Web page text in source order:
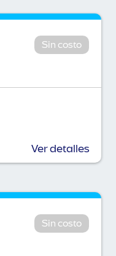
Sin costo
Ver detalles
Sin costo